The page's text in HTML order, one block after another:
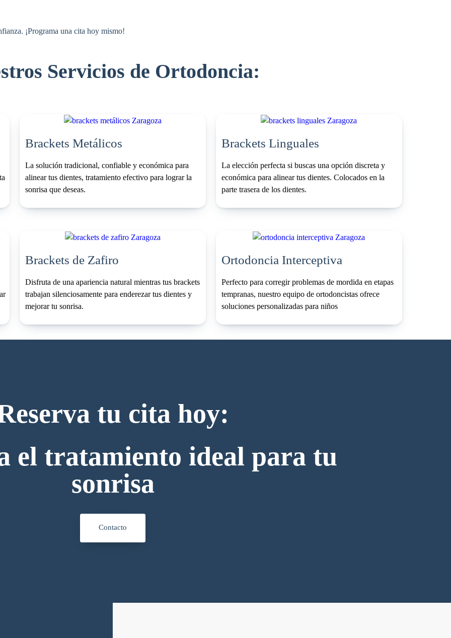
¡Programa una cita hoy mismo!
Servicios de Ortodoncia:
Brackets Metálicos
La solución tradicional, confiable y económica para
alinear tus dientes, tratamiento efectivo para lograr la
sonrisa que deseas.
Brackets Linguales
La elección perfecta si buscas una opción discreta y
económica para alinear tus dientes. Colocados en la
parte trasera de los dientes.
Brackets de Zafiro
Disfruta de una apariencia natural mientras tus brackets
trabajan silenciosamente para enderezar tus dientes y
mejorar tu sonrisa.
Ortodoncia Interceptiva
Perfecto para corregir problemas de mordida en etapas
tempranas, nuestro equipo de ortodoncistas ofrece
soluciones personalizadas para niños
tu cita hoy:
el tratamiento ideal para tu
sonrisa
Contacto